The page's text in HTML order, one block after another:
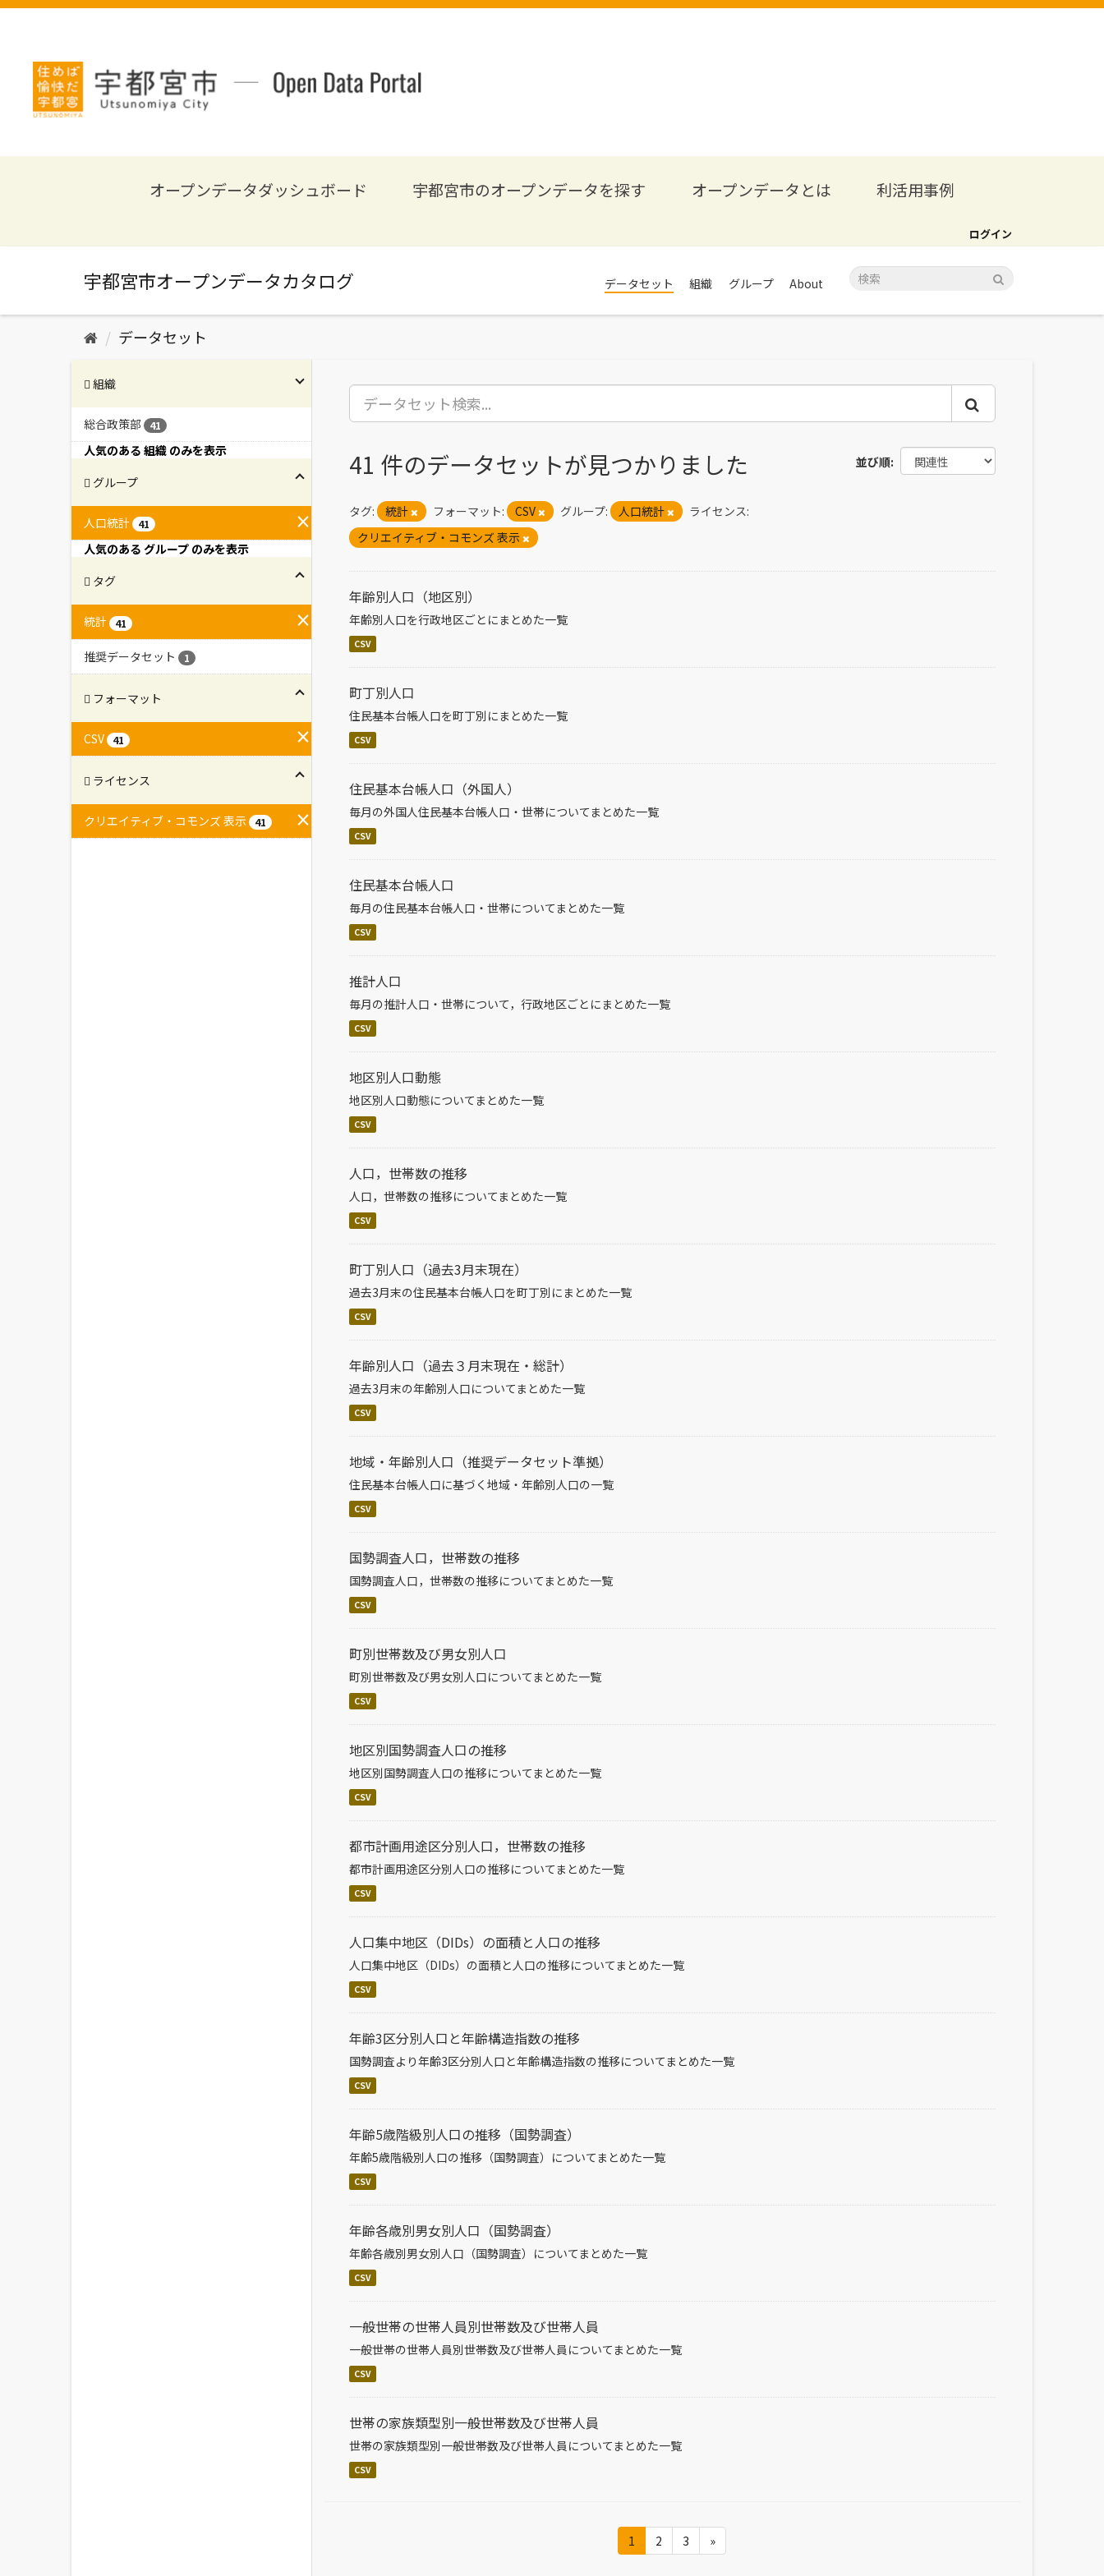
ス
オープンデータダッシュボード 宇都宮市のオープンデータを探す オープンデータとは 利活用事例
ログイン
データセット 組織 グループ About
データセット
組織
総合政策部 41
人気のある 組織 のみを表示
グループ
人口統計 41
人気のある グループ のみを表示
タグ
統計 41
推奨データセット 1
フォーマット
CSV 41
ライセンス
クリエイティブ・コモンズ 表示 41
並び順
41 件のデータセットが見つかりました
タグ: 統計 フォーマット: CSV グループ: 人口統計
ライセンス:
クリエイティブ・コモンズ 表示
年齢別人口（地区別）
年齢別人口を行政地区ごとにまとめた一覧
CSV
町丁別人口
住民基本台帳人口を町丁別にまとめた一覧
CSV
住民基本台帳人口（外国人）
毎月の外国人住民基本台帳人口・世帯についてまとめた一覧
CSV
住民基本台帳人口
毎月の住民基本台帳人口・世帯についてまとめた一覧
CSV
推計人口
毎月の推計人口・世帯について，行政地区ごとにまとめた一覧
CSV
地区別人口動態
地区別人口動態についてまとめた一覧
CSV
人口，世帯数の推移
人口，世帯数の推移についてまとめた一覧
CSV
町丁別人口（過去3月末現在）
過去3月末の住民基本台帳人口を町丁別にまとめた一覧
CSV
年齢別人口（過去３月末現在・総計）
過去3月末の年齢別人口についてまとめた一覧
CSV
地域・年齢別人口（推奨データセット準拠）
住民基本台帳人口に基づく地域・年齢別人口の一覧
CSV
国勢調査人口，世帯数の推移
国勢調査人口，世帯数の推移についてまとめた一覧
CSV
町別世帯数及び男女別人口
町別世帯数及び男女別人口についてまとめた一覧
CSV
地区別国勢調査人口の推移
地区別国勢調査人口の推移についてまとめた一覧
CSV
都市計画用途区分別人口，世帯数の推移
都市計画用途区分別人口の推移についてまとめた一覧
CSV
人口集中地区（DIDs）の面積と人口の推移
人口集中地区（DIDs）の面積と人口の推移についてまとめた一覧
CSV
年齢3区分別人口と年齢構造指数の推移
国勢調査より年齢3区分別人口と年齢構造指数の推移についてまとめた一覧
CSV
年齢5歳階級別人口の推移（国勢調査）
年齢5歳階級別人口の推移（国勢調査）についてまとめた一覧
CSV
年齢各歳別男女別人口（国勢調査）
年齢各歳別男女別人口（国勢調査）についてまとめた一覧
CSV
一般世帯の世帯人員別世帯数及び世帯人員
一般世帯の世帯人員別世帯数及び世帯人員についてまとめた一覧
CSV
世帯の家族類型別一般世帯数及び世帯人員
世帯の家族類型別一般世帯数及び世帯人員についてまとめた一覧
CSV
1 2 3 »